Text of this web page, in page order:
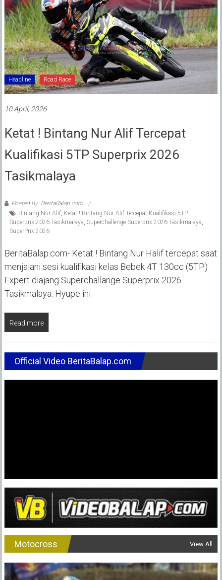
Headline Road Race
10 April, 2026
Ketat ! Bintang Nur Alif Tercepat
Kualifikasi 5TP Superprix 2026
Tasikmalaya
Posted By: BeritaBalap.com
Bintang Nur Alif, Ketat ! Bintang Nur Alif Tercepat Kualifikasi 5TP
Superprix 2026 Tasikmalaya Superchallenge Superprix 2026 Tasikmalaya
SuperPrix 2026
BeritaBalap.com- Ketat ! Bintang Nur Halif tercepat saat
menjalani sesi kualifikasi kelas Bebek 4T 130cc (5TP)
Expert diajang Superchallange Superprix 2026
Tasikmalaya. Hyupe ini
Read more
Official Video BeritaBalap.com
Motocross View All